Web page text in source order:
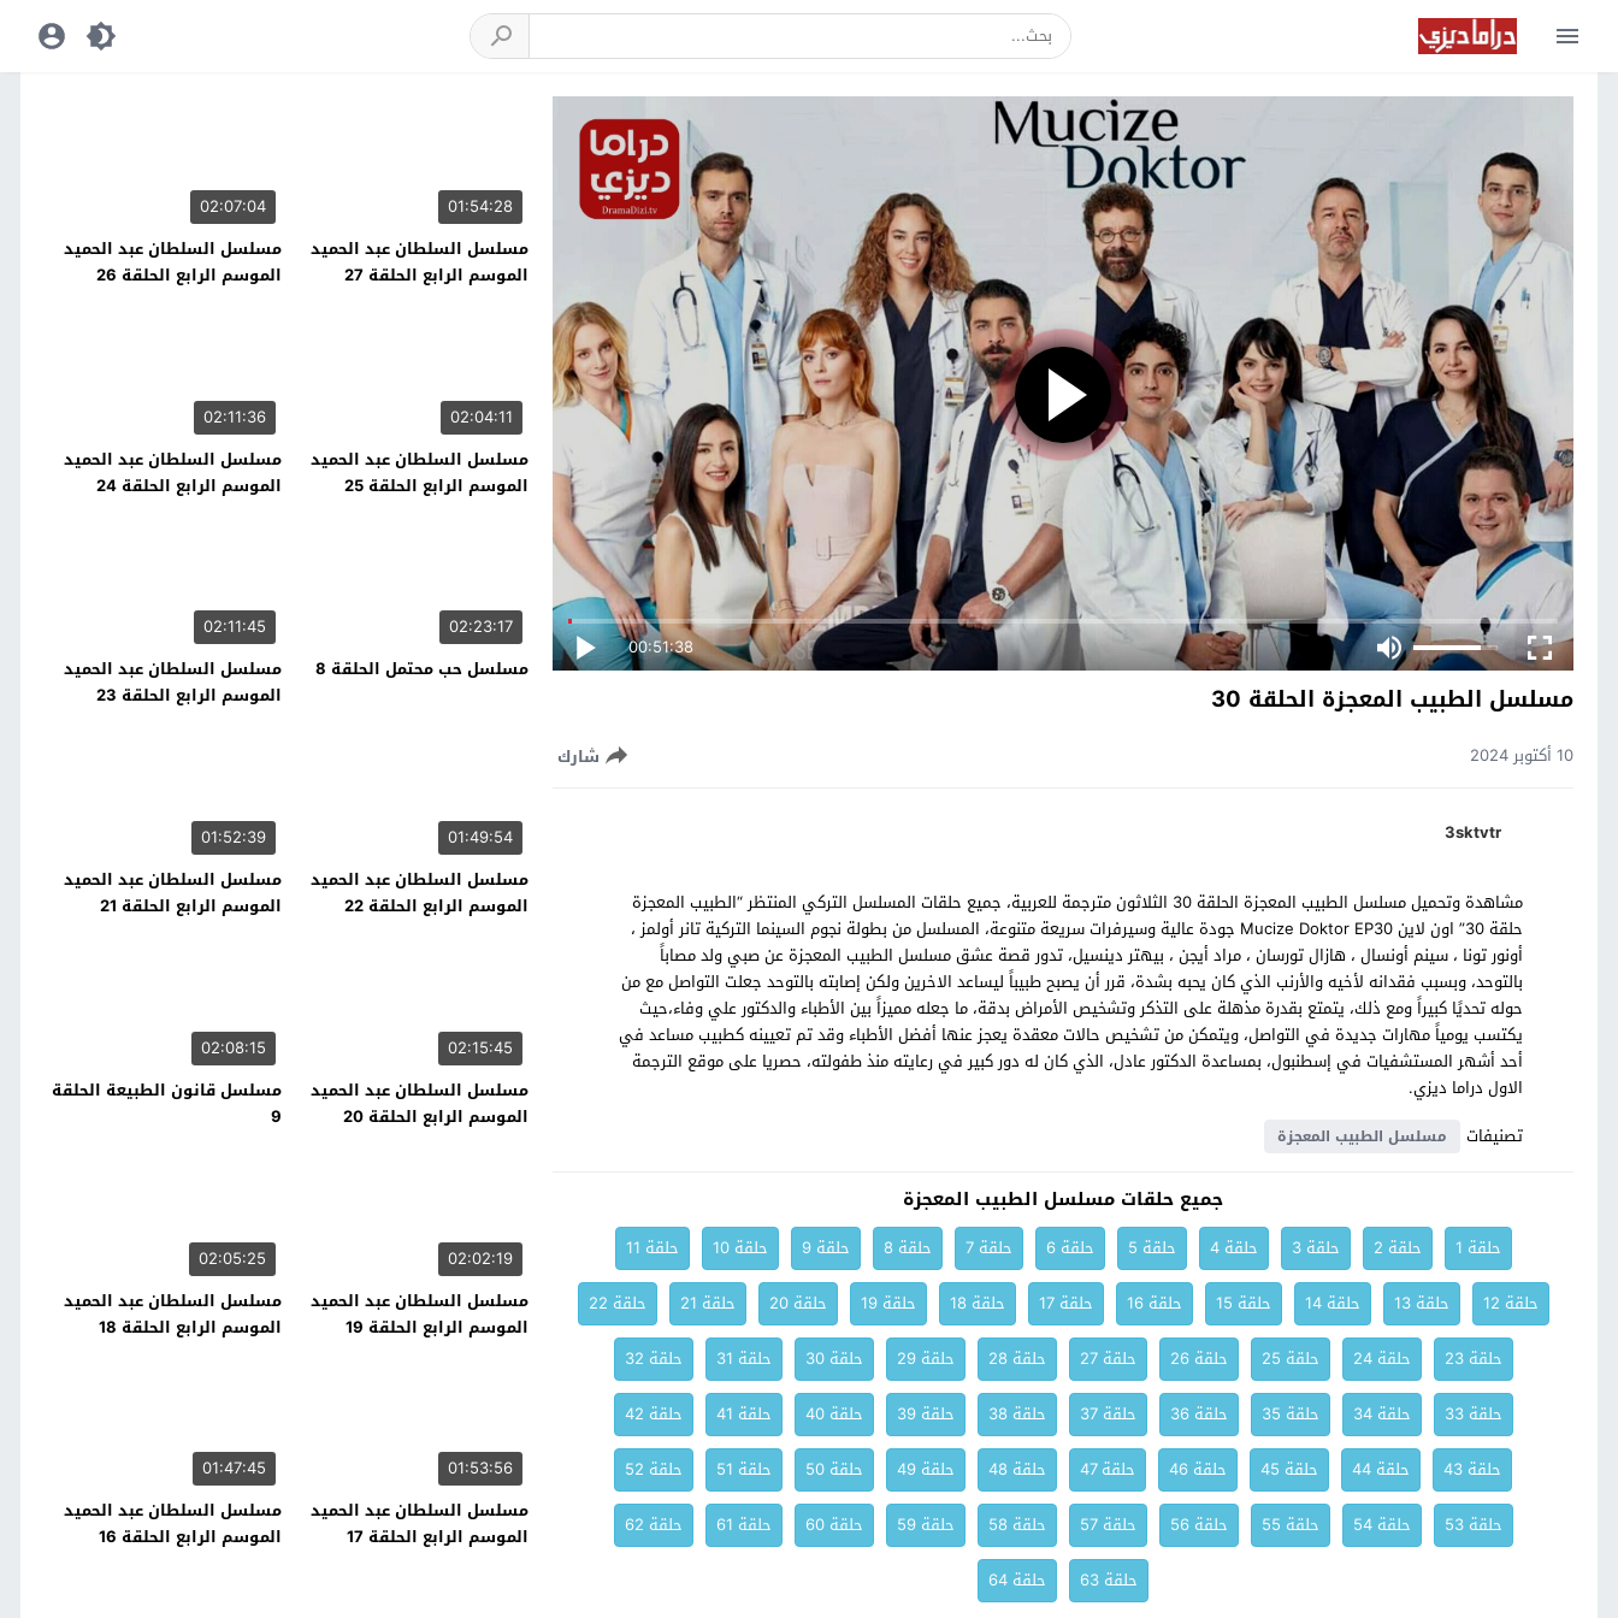
00:51:38
مسلسل الطبيب المعجزة الحلقة 30
10 أكتوبر 2024 شارك
3sktvtr
مشاهدة وتحميل مسلسل الطبيب المعجزة الحلقة 30 الثلاثون مترجمة للعربية، جميع حلقات المسلسل التركي المنتظر “الطبيب المعجزة
حلقة 30” اون لاين Mucize Doktor EP30 جودة عالية وسيرفرات سريعة متنوعة، المسلسل من بطولة نجوم السينما التركية تانر أولمز ،
أونور تونا ، سينم أونسال ، هازال تورسان ، مراد أيجن ، بيهتر دينسيل، تدور قصة عشق مسلسل الطبيب المعجزة عن صبي ولد مصاباً
بالتوحد، وبسبب فقدانه لأخيه والأرنب الذي كان يحبه بشدة، قرر أن يصبح طبيباً ليساعد الاخرين ولكن إصابته بالتوحد جعلت التواصل مع من
حوله تحديًا كبيراً ومع ذلك، يتمتع بقدرة مذهلة على التذكر وتشخيص الأمراض بدقة، ما جعله مميزاً بين الأطباء والدكتور علي وفاء،حيث
يكتسب يومياً مهارات جديدة في التواصل، ويتمكن من تشخيص حالات معقدة يعجز عنها أفضل الأطباء وقد تم تعيينه كطبيب مساعد في
أحد أشهر المستشفيات في إسطنبول، بمساعدة الدكتور عادل، الذي كان له دور كبير في رعايته منذ طفولته، حصريا على موقع الترجمة
الاول دراما ديزي.
تصنيفات
مسلسل الطبيب المعجزة
جميع حلقات مسلسل الطبيب المعجزة
حلقة 1 حلقة 2 حلقة 3 حلقة 4 حلقة 5 حلقة 6 حلقة 7 حلقة 8 حلقة 9 حلقة 10
حلقة 11
حلقة 12
حلقة 13 حلقة 14 حلقة 15 حلقة 16 حلقة 17 حلقة 18 حلقة 19 حلقة 20 حلقة 21
حلقة 22
حلقة 23
حلقة 24 حلقة 25 حلقة 26 حلقة 27 حلقة 28 حلقة 29 حلقة 30 حلقة 31
حلقة 32
حلقة 33
حلقة 34 حلقة 35 حلقة 36 حلقة 37 حلقة 38 حلقة 39 حلقة 40 حلقة 41
حلقة 42
حلقة 43
حلقة 44 حلقة 45 حلقة 46 حلقة 47 حلقة 48 حلقة 49 حلقة 50 حلقة 51
حلقة 52
حلقة 53
حلقة 54 حلقة 55 حلقة 56 حلقة 57 حلقة 58 حلقة 59 حلقة 60 حلقة 61
حلقة 62
حلقة 63
حلقة 64
01:54:28
مسلسل السلطان عبد الحميد
الموسم الرابع الحلقة 27
02:07:04
مسلسل السلطان عبد الحميد
الموسم الرابع الحلقة 26
02:04:11
مسلسل السلطان عبد الحميد
الموسم الرابع الحلقة 25
02:11:36
مسلسل السلطان عبد الحميد
الموسم الرابع الحلقة 24
02:23:17
مسلسل حب محتمل الحلقة 8
02:11:45
مسلسل السلطان عبد الحميد
الموسم الرابع الحلقة 23
01:49:54
مسلسل السلطان عبد الحميد
الموسم الرابع الحلقة 22
01:52:39
مسلسل السلطان عبد الحميد
الموسم الرابع الحلقة 21
02:15:45
مسلسل السلطان عبد الحميد
الموسم الرابع الحلقة 20
02:08:15
مسلسل قانون الطبيعة الحلقة
9
02:02:19
مسلسل السلطان عبد الحميد
الموسم الرابع الحلقة 19
02:05:25
مسلسل السلطان عبد الحميد
الموسم الرابع الحلقة 18
01:53:56
مسلسل السلطان عبد الحميد
الموسم الرابع الحلقة 17
01:47:45
مسلسل السلطان عبد الحميد
الموسم الرابع الحلقة 16